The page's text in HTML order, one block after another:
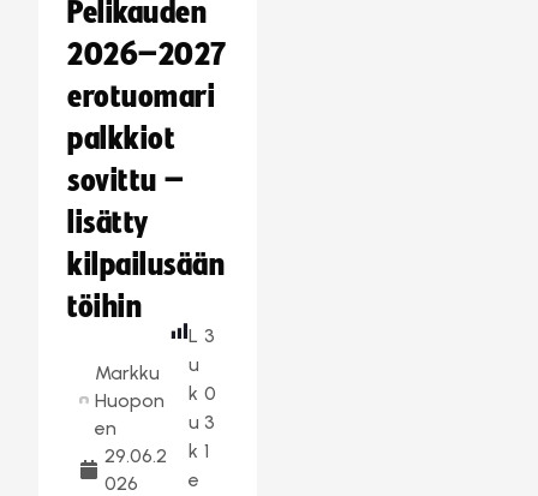
Pelikauden
2026–2027
erotuomari
palkkiot
sovittu –
lisätty
kilpailusään
töihin
Markku
Huopon
en
29.06.2
026
L
u
k
u
k
e
3
0
3
1